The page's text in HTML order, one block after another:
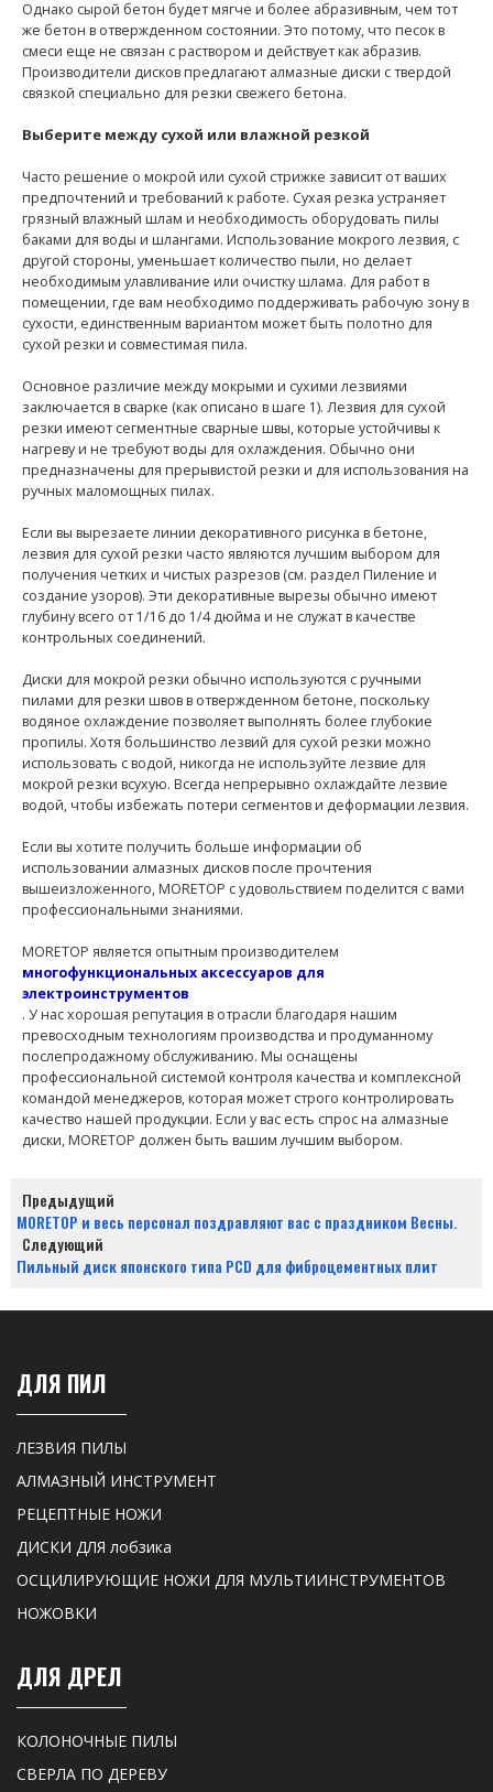
Однако сырой бетон будет мягче и более абразивным, чем тот
же бетон в отвержденном состоянии. Это потому, что песок в
смеси еще не связан с раствором и действует как абразив.
Производители дисков предлагают алмазные диски с твердой
связкой специально для резки свежего бетона.
Выберите между сухой или влажной резкой
Часто решение о мокрой или сухой стрижке зависит от ваших
предпочтений и требований к работе. Сухая резка устраняет
грязный влажный шлам и необходимость оборудовать пилы
баками для воды и шлангами. Использование мокрого лезвия, с
другой стороны, уменьшает количество пыли, но делает
необходимым улавливание или очистку шлама. Для работ в
помещении, где вам необходимо поддерживать рабочую зону в
сухости, единственным вариантом может быть полотно для
сухой резки и совместимая пила.
Основное различие между мокрыми и сухими лезвиями
заключается в сварке (как описано в шаге 1). Лезвия для сухой
резки имеют сегментные сварные швы, которые устойчивы к
нагреву и не требуют воды для охлаждения. Обычно они
предназначены для прерывистой резки и для использования на
ручных маломощных пилах.
Если вы вырезаете линии декоративного рисунка в бетоне,
лезвия для сухой резки часто являются лучшим выбором для
получения четких и чистых разрезов (см. раздел Пиление и
создание узоров). Эти декоративные вырезы обычно имеют
глубину всего от 1/16 до 1/4 дюйма и не служат в качестве
контрольных соединений.
Диски для мокрой резки обычно используются с ручными
пилами для резки швов в отвержденном бетоне, поскольку
водяное охлаждение позволяет выполнять более глубокие
пропилы. Хотя большинство лезвий для сухой резки можно
использовать с водой, никогда не используйте лезвие для
мокрой резки всухую. Всегда непрерывно охлаждайте лезвие
водой, чтобы избежать потери сегментов и деформации лезвия.
Если вы хотите получить больше информации об
использовании алмазных дисков после прочтения
вышеизложенного, MORETOP с удовольствием поделится с вами
профессиональными знаниями.
MORETOP является опытным производителем
многофункциональных аксессуаров для
электроинструментов
. У нас хорошая репутация в отрасли благодаря нашим
превосходным технологиям производства и продуманному
послепродажному обслуживанию. Мы оснащены
профессиональной системой контроля качества и комплексной
командой менеджеров, которая может строго контролировать
качество нашей продукции. Если у вас есть спрос на алмазные
диски, MORETOP должен быть вашим лучшим выбором.
Предыдущий
MORETOP и весь персонал поздравляют вас с праздником Весны.
Следующий
Пильный диск японского типа PCD для фиброцементных плит
ДЛЯ ПИЛ
ЛЕЗВИЯ ПИЛЫ
АЛМАЗНЫЙ ИНСТРУМЕНТ
РЕЦЕПТНЫЕ НОЖИ
ДИСКИ ДЛЯ лобзика
ОСЦИЛИРУЮЩИЕ НОЖИ ДЛЯ МУЛЬТИИНСТРУМЕНТОВ
НОЖОВКИ
ДЛЯ ДРЕЛ
КОЛОНОЧНЫЕ ПИЛЫ
СВЕРЛА ПО ДЕРЕВУ